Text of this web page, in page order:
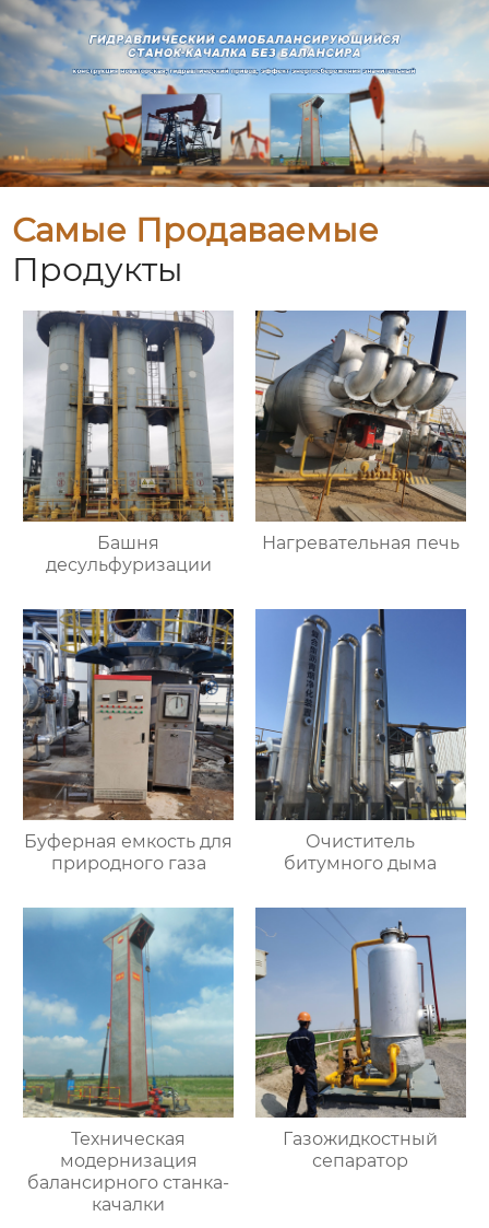
Самые Продаваемые
Продукты
Башня
десульфуризации
Нагревательная печь
Буферная емкость для
природного газа
Очиститель
битумного дыма
Техническая
модернизация
балансирного станка-
качалки
Газожидкостный
сепаратор